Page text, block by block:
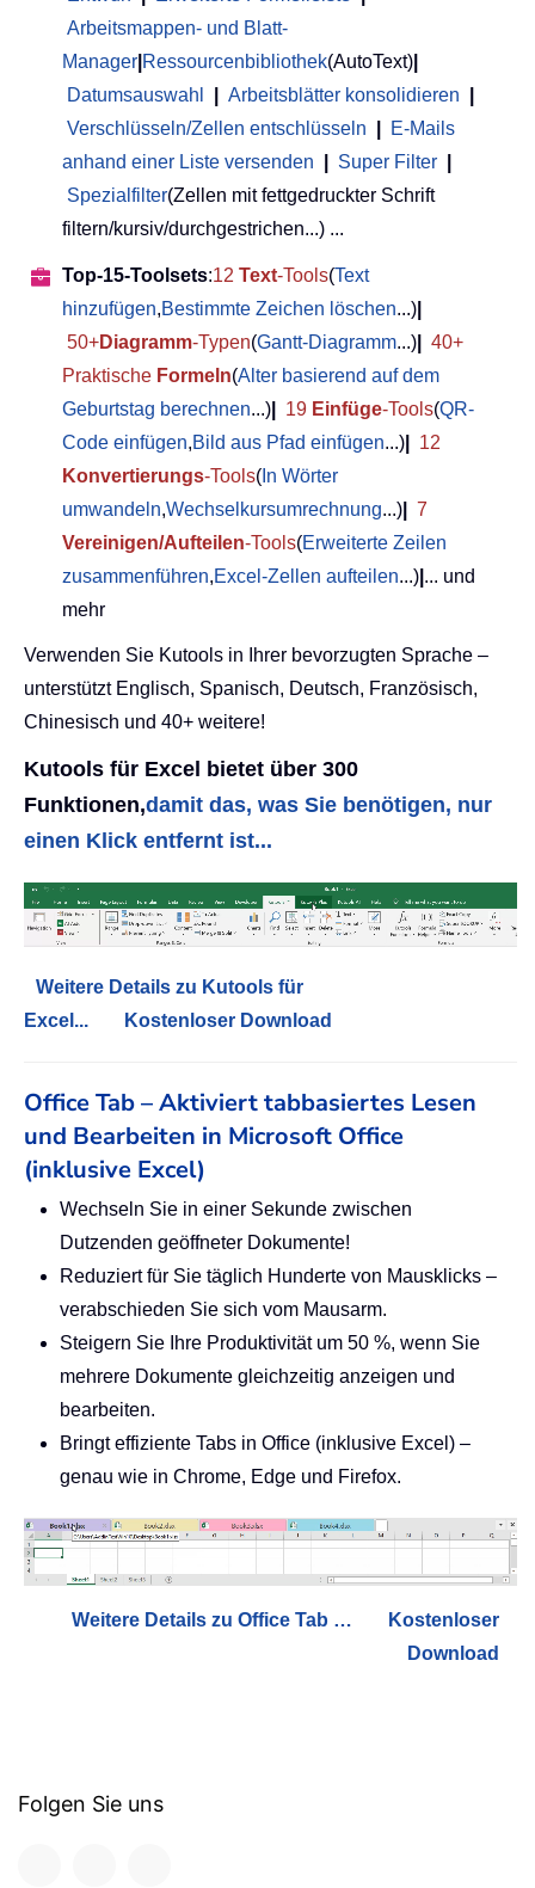
Arbeitsmappen- und Blatt-
Manager Ressourcenbibliothek(AutoText)
Datumsauswahl
Arbeitsblätter konsolidieren
Verschlüsseln/Zellen entschlüsseln
E-Mails
anhand einer Liste versenden
Super Filter
Spezialfilter(Zellen mit fettgedruckter Schrift
filtern/kursiv/durchgestrichen...) ...
Top-15-Toolsets:12 Text-Tools(Text
hinzufügen,Bestimmte Zeichen löschen...)
50+Diagramm-Typen(Gantt-Diagramm...)
40+
Praktische Formeln(Alter basierend auf dem
Geburtstag berechnen...) 19 Einfüge-Tools(QR-
Code einfügen,Bild aus Pfad einfügen...)
12
Konvertierungs-Tools( In Wörter
umwandeln,Wechselkursumrechnung...)
7
Vereinigen/Aufteilen-Tools(Erweiterte Zeilen
zusammenführen,Excel-Zellen aufteilen...) ... und
mehr
Verwenden Sie Kutools in Ihrer bevorzugten Sprache –
unterstützt Englisch, Spanisch, Deutsch, Französisch,
Chinesisch und 40+ weitere!
Kutools für Excel bietet über 300
Funktionen,damit das, was Sie benötigen, nur
einen Klick entfernt ist...
Weitere Details zu Kutools für
Excel...
Kostenloser Download
Office Tab – Aktiviert tabbasiertes Lesen
und Bearbeiten in Microsoft Office
(inklusive Excel)
Wechseln Sie in einer Sekunde zwischen
Dutzenden geöffneter Dokumente!
Reduziert für Sie täglich Hunderte von Mausklicks –
verabschieden Sie sich vom Mausarm.
Steigern Sie Ihre Produktivität um 50 %, wenn Sie
mehrere Dokumente gleichzeitig anzeigen und
bearbeiten.
Bringt effiziente Tabs in Office (inklusive Excel) –
genau wie in Chrome, Edge und Firefox.
Weitere Details zu Office Tab …
Kostenloser
Download
Folgen Sie uns